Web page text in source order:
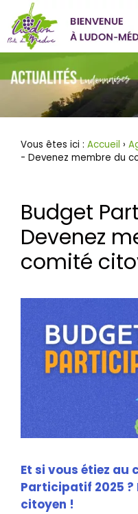
au
Vous êtes ici : Accueil ›
- Devenez membre du
Budget
Devenez
comité
Et si vous étiez
Participatif 2025 ?
citoyen !